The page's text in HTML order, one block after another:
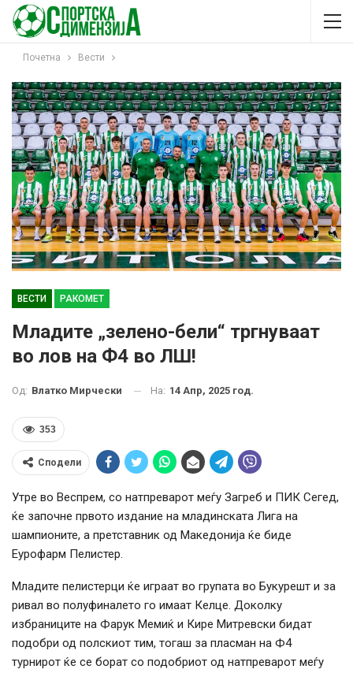
Почетна Вести
ВЕСТИ РАКОМЕТ
Младите „зелено-бели“ тргнуваат
во лов на Ф4 во ЛШ!
Од: Влатко Мирчески На: 14 Апр, 2025 год.
353
Сподели
Утре во Веспрем, со натпреварот меѓу Загреб и ПИК Сегед,
ќе започне првото издание на младинската Лига на
шампионите, а претставник од Македонија ќе биде
Еурофарм Пелистер.
Младите пелистерци ќе играат во групата во Букурешт и за
ривал во полуфиналето го имаат Келце. Доколку
избраниците на Фарук Мемиќ и Кире Митревски бидат
подобри од полскиот тим, тогаш за пласман на Ф4
турнирот ќе се борат со подобриот од натпреварот меѓу